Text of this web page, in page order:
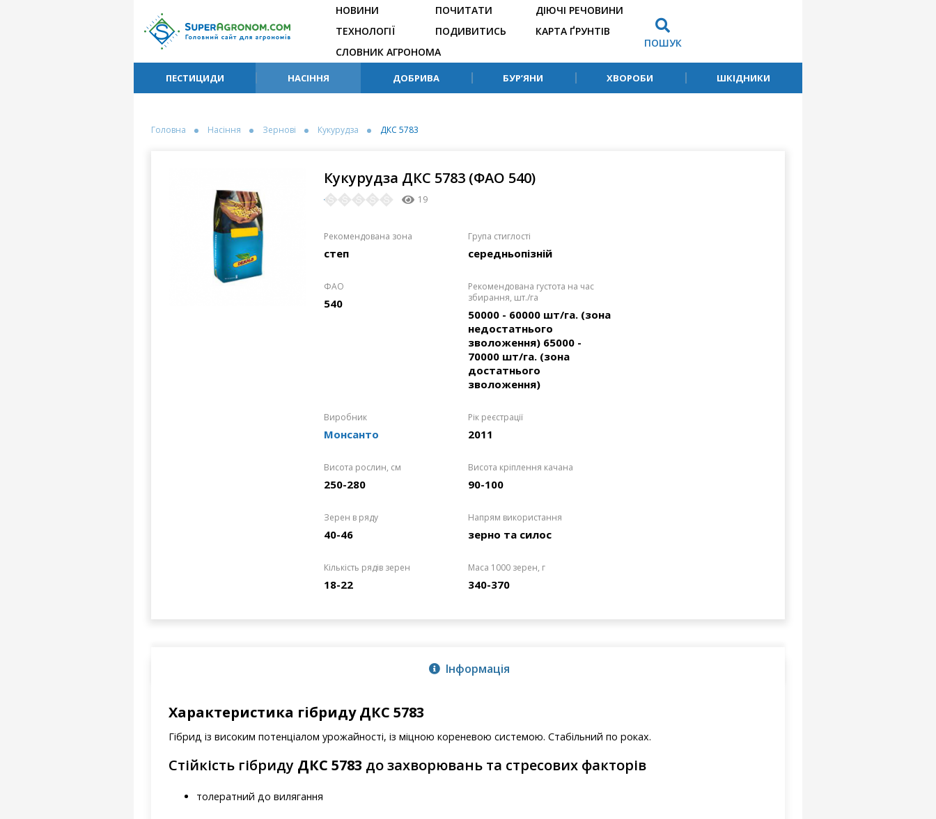
НОВИНИ
ТЕХНОЛОГІЇ
ПОЧИТАТИ
ПОДИВИТИСЬ
ДІЮЧІ РЕЧОВИНИ
КАРТА ҐРУНТІВ
СЛОВНИК АГРОНОМА
ПОШУК
ПЕСТИЦИДИ НАСІННЯ ДОБРИВА БУР’ЯНИ ХВОРОБИ ШКІДНИКИ
Головна Насіння Зернові Кукурудза ДКС 5783
Кукурудза ДКС 5783 (ФАО 540)
19
Рекомендована зона
степ
Група стиглості
середньопізній
ФАО
540
Рекомендована густота на час
збирання, шт./га
50000 - 60000 шт/га. (зона
недостатнього
зволоження) 65000 -
70000 шт/га. (зона
достатнього
зволоження)
Виробник
Монсанто
Рік реєстрації
2011
Висота рослин, см
250-280
Висота кріплення качана
90-100
Зерен в ряду
40-46
Напрям використання
зерно та силос
Кількість рядів зерен
18-22
Маса 1000 зерен, г
340-370
Інформація
Характеристика гібриду ДКС 5783
Гібрид із високим потенціалом урожайності, із міцною кореневою системою. Стабільний по роках.
Стійкість гібриду ДКС 5783 до захворювань та стресових факторів
толератний до вилягання